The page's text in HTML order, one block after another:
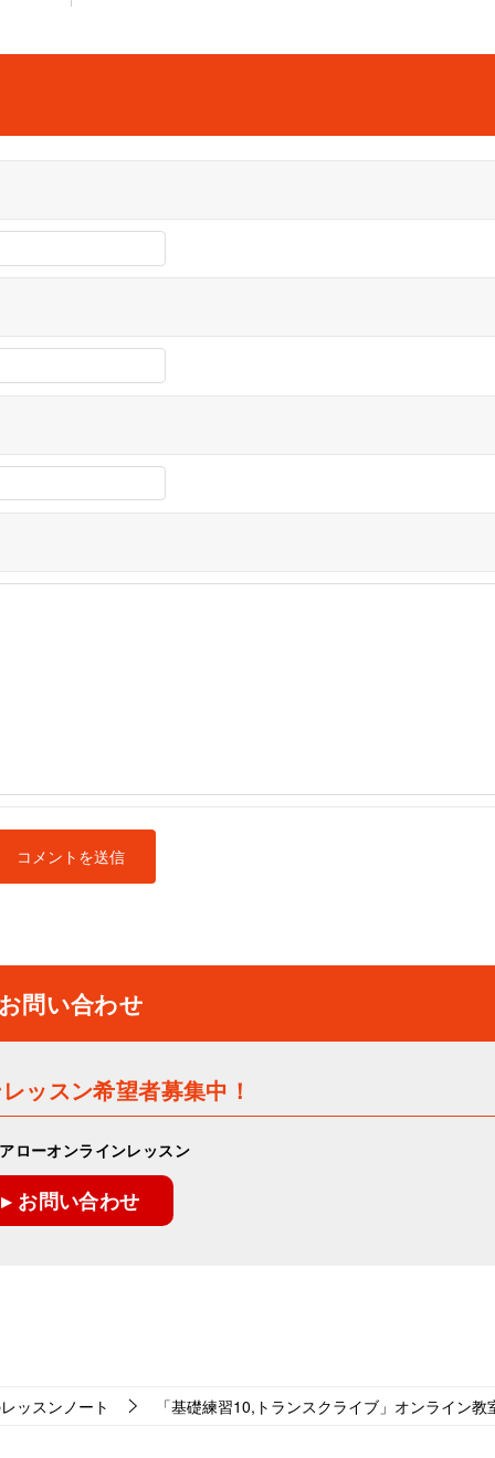
問い合わせ
ッスン希望者募集中！
ローオンラインレッスン
▸ お問い合わせ
ッスンノート 「基礎練習10,トランスクライブ」オンライン